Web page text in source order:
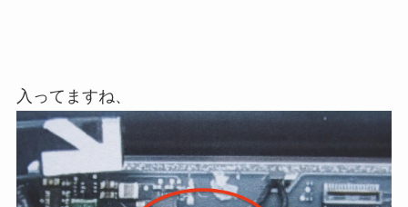
入ってますね、